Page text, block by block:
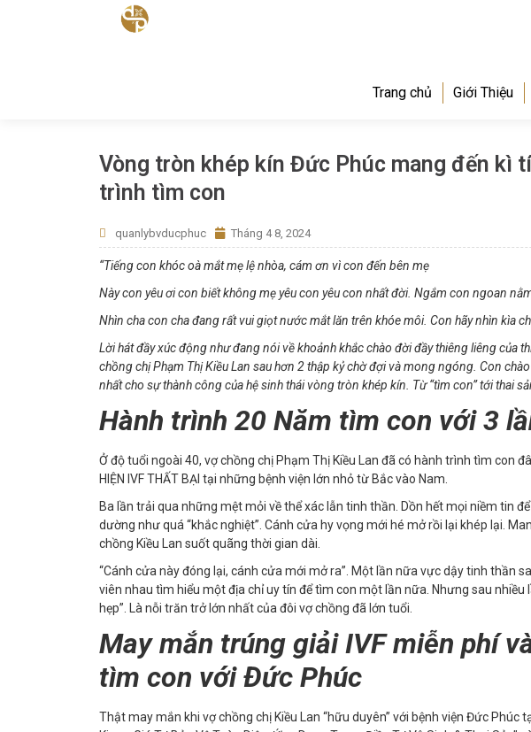
Trang chủ Giới Thiệu
Vòng tròn khép kín Đức Phúc mang đến kì
trình tìm con
quanlybvducphuc Tháng 4 8, 2024
“Tiếng con khóc oà mắt mẹ lệ nhòa, cám ơn vì con đến bên mẹ
Này con yêu ơi con biết không mẹ yêu con yêu con nhất đời. Ngắm con ngoan
Nhìn cha con cha đang rất vui giọt nước mắt lăn trên khóe môi. Con hãy nhìn kìa
Lời hát đầy xúc động như đang nói về khoảnh khắc chào đời đầy thiêng liêng của
chồng chị Phạm Thị Kiều Lan sau hơn 2 thập kỷ chờ đợi và mong ngóng. Con
nhất cho sự thành công của hệ sinh thái vòng tròn khép kín. Từ “tìm con” tới thai
Hành trình 20 Năm tìm con với 3
Ở độ tuổi ngoài 40, vợ chồng chị Phạm Thị Kiều Lan đã có hành trình tìm con
HIỆN IVF THẤT BẠI tại những bệnh viện lớn nhỏ từ Bắc vào Nam.
Ba lần trải qua những mệt mỏi về thể xác lẫn tinh thần. Dồn hết mọi niềm tin
dường như quá “khắc nghiệt”. Cánh cửa hy vọng mới hé mở rồi lại khép lại.
chồng Kiều Lan suốt quãng thời gian dài.
“Cánh cửa này đóng lại, cánh cửa mới mở ra”. Một lần nữa vực dậy tinh thần
viên nhau tìm hiểu một địa chỉ uy tín để tìm con một lần nữa. Nhưng sau nhiều
hẹp”. Là nỗi trăn trở lớn nhất của đôi vợ chồng đã lớn tuổi.
May mắn trúng giải IVF miễn phí
tìm con với Đức Phúc
Thật may mắn khi vợ chồng chị Kiều Lan “hữu duyên” với bệnh viện Đức Phúc